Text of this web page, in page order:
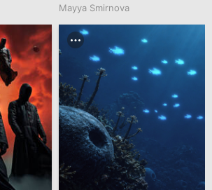
Mayya Smirnova